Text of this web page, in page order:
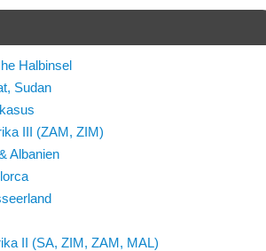
Halbinsel
Sudan
III (ZAM, ZIM)
Albanien
II (SA, ZIM, ZAM, MAL)